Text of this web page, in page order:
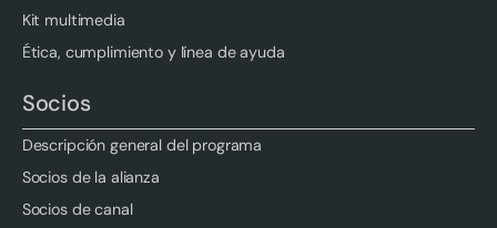
Kit multimedia
Ética, cumplimiento y línea de ayuda
Socios
Descripción general del programa
Socios de la alianza
Socios de canal